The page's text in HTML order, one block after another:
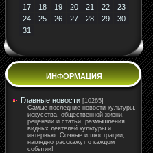
17
18 19 20 21 22
23
24
25 26 27 28 29
30
31
ИНФОРМАЦИЯ
Главные новости [10265]
Самые последние новости культуры,
искусства, общественной жизни,
рецензии и статьи, размышления
видных деятелей культуры и
интервью. Сочные иллюстрации,
наглядно расскажут о каждом
событии!